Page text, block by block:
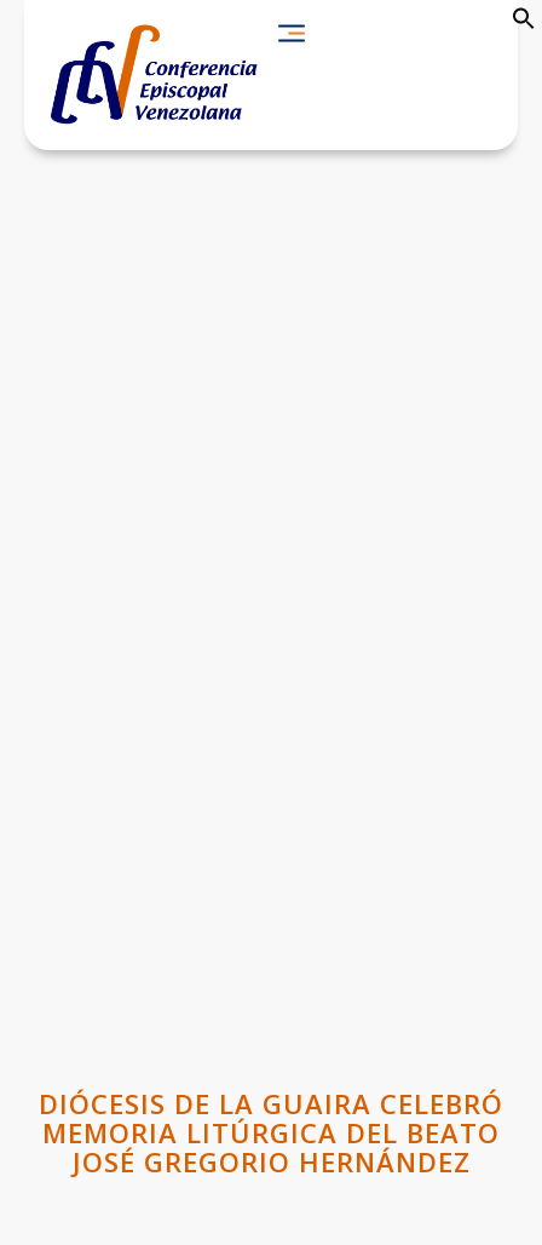
DIÓCESIS DE LA GUAIRA CELEBRÓ
MEMORIA LITÚRGICA DEL BEATO
JOSÉ GREGORIO HERNÁNDEZ